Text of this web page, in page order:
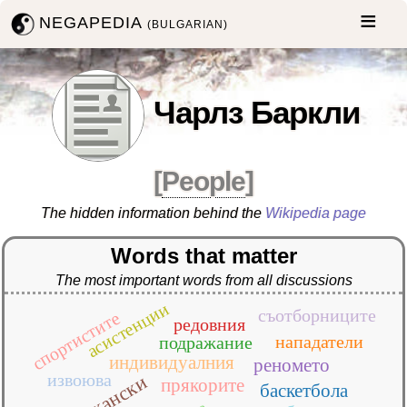
NEGAPEDIA(BULGARIAN)
Чарлз Баркли
[People]
The hidden information behind the Wikipedia page
Words that matter
The most important words from all discussions
баскетбола
индивидуалния
прякорите
реномето
асистенции
извоюва
нападатели
подражание
редовния
спортистите съотборниците